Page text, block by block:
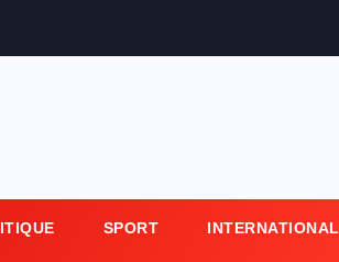
SPORT INTERNATIONAL